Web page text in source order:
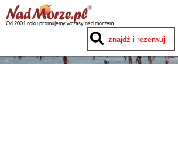
Od 2001 roku promujemy wczasy nad morzem